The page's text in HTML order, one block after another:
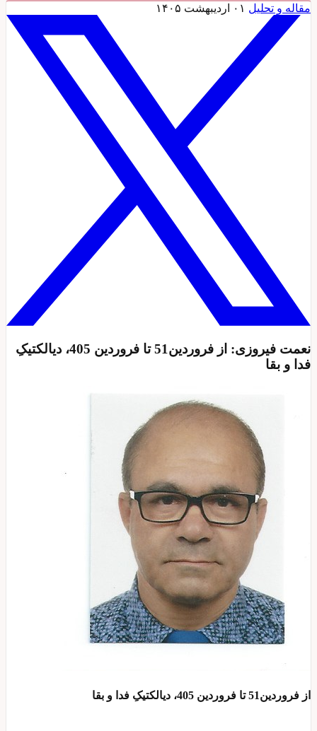
مقاله و تحلیل ۰۱ اردیبهشت ۱۴۰۵
نعمت فیروزی: از فروردین51 تا فروردین 405، دیالکتیکِ
فدا و بقا
از فروردین51 تا فروردین 405، دیالکتیکِ فدا و بقا